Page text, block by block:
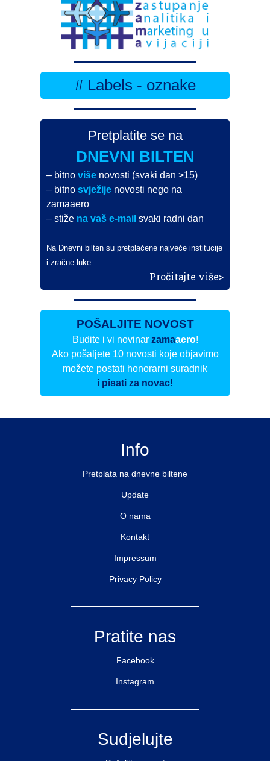
# Labels - oznake
Pretplatite se na
DNEVNI BILTEN
– bitnoviše novosti (svaki dan >15)
– bitnosvježije novosti nego na
zamaaero
– stiže na vaš e-mail svaki radni dan
Na Dnevni bilten su pretplaćene najveće institucije
i zračne luke
Pročitajte više>
POŠALJITE NOVOST
Budite i vi novinar zamaaero!
Ako pošaljete 10 novosti koje objavimo
možete postati honorarni suradnik
i pisati za novac!
Info
Pretplata na dnevne biltene
Update
O nama
Kontakt
Impressum
Privacy Policy
Pratite nas
Facebook
Instagram
Sudjelujte